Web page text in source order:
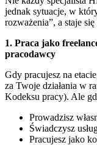
jednak sytuacje, w
rozważenia”, a staje się
1. Praca jako
pracodawcy
Gdy pracujesz na
za Twoje działania w
Kodeksu pracy). Ale
Prowadzisz
Świadczysz
Pracujesz jako